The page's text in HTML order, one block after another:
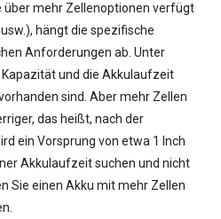
über mehr Zellenoptionen verfügt
hängt die spezifische
Anforderungen ab. Unter
und die Akkulaufzeit
sind. Aber mehr Zellen
das heißt, nach der
ein Vorsprung von etwa 1 Inch
Akkulaufzeit suchen und nicht
Sie einen Akku mit mehr Zellen